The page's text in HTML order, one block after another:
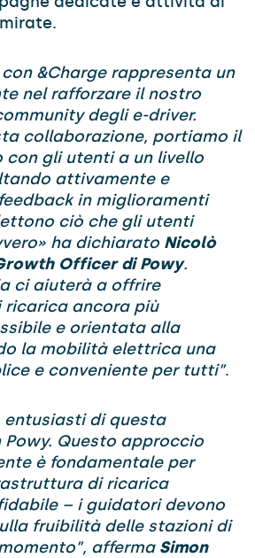
&Charge rappresenta un
nel rafforzare il nostro
degli e-driver.
collaborazione, portiamo il
gli utenti a un livello
attivamente e
in miglioramenti
ciò che gli utenti
ha dichiarato Nicolò
Officer di Powy.
ci aiuterà a offrire
ricarica ancora più
e orientata alla
la mobilità elettrica una
e conveniente per tutti”.
entusiasti di questa
Questo approccio
è fondamentale per
di ricarica
– i guidatori devono
fruibilità delle stazioni di
afferma Simon